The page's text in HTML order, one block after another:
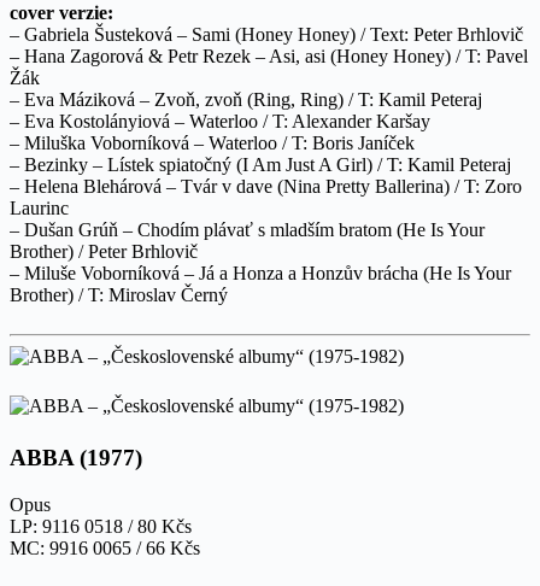
cover verzie:
– Gabriela Šusteková – Sami (Honey Honey) / Text: Peter Brhlovič
– Hana Zagorová & Petr Rezek – Asi, asi (Honey Honey) / T: Pavel
Žák
– Eva Máziková – Zvoň, zvoň (Ring, Ring) / T: Kamil Peteraj
– Eva Kostolányiová – Waterloo / T: Alexander Karšay
– Miluška Voborníková – Waterloo / T: Boris Janíček
– Bezinky – Lístek spiatočný (I Am Just A Girl) / T: Kamil Peteraj
– Helena Blehárová – Tvár v dave (Nina Pretty Ballerina) / T: Zoro
Laurinc
– Dušan Grúň – Chodím plávať s mladším bratom (He Is Your
Brother) / Peter Brhlovič
– Miluše Voborníková – Já a Honza a Honzův brácha (He Is Your
Brother) / T: Miroslav Černý
ABBA (1977)
Opus
LP: 9116 0518 / 80 Kčs
MC: 9916 0065 / 66 Kčs